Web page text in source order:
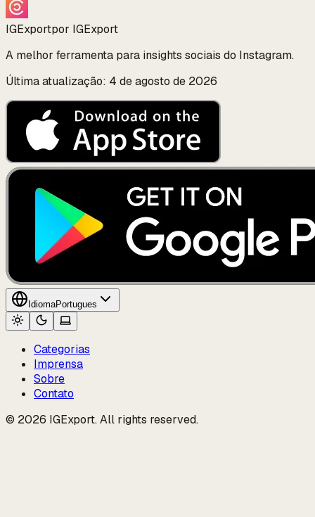
IGExportpor IGExport
A melhor ferramenta para insights sociais do Instagram.
Última atualização: 4 de agosto de 2026
IdiomaPortugues
Categorias
Imprensa
Sobre
Contato
© 2026 IGExport. All rights reserved.